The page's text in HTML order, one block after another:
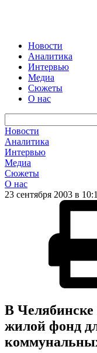
Новости
Аналитика
Интервью
Медиа
Сюжеты
О нас
Новости
Аналитика
Интервью
Медиа
Сюжеты
О нас
23 сентября 2003 в
В Челябинске
жилой фонд